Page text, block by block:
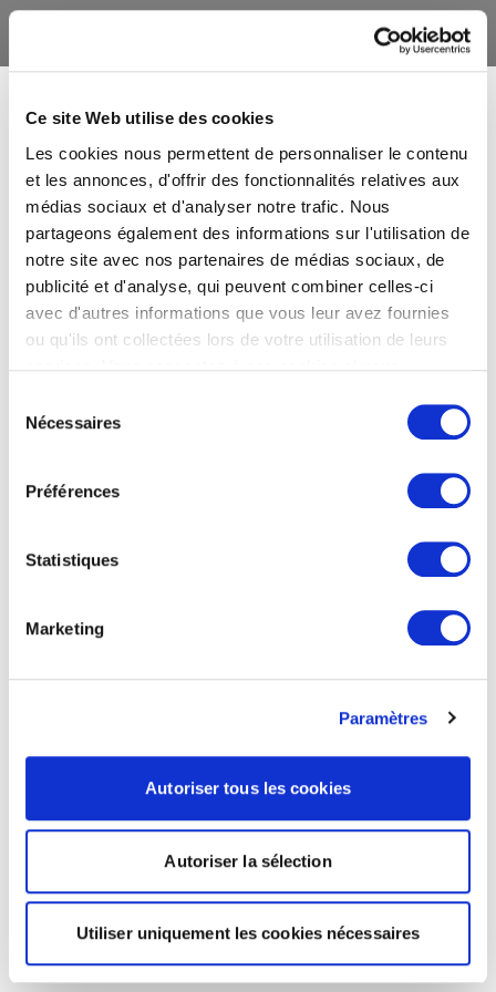
Ce site Web utilise des cookies
Les cookies nous permettent de personnaliser le contenu
et les annonces, d'offrir des fonctionnalités relatives aux
médias sociaux et d'analyser notre trafic. Nous
partageons également des informations sur l'utilisation de
notre site avec nos partenaires de médias sociaux, de
publicité et d'analyse, qui peuvent combiner celles-ci
avec d'autres informations que vous leur avez fournies
ou qu'ils ont collectées lors de votre utilisation de leurs
Nécessaires
Préférences
Statistiques
Marketing
Paramètres
Autoriser tous les cookies
Autoriser la sélection
Utiliser uniquement les cookies nécessaires